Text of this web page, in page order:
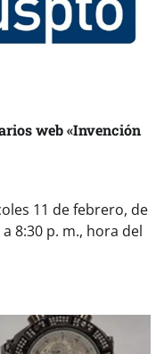
web «Invención
11 de febrero, de
8:30 p. m., hora del